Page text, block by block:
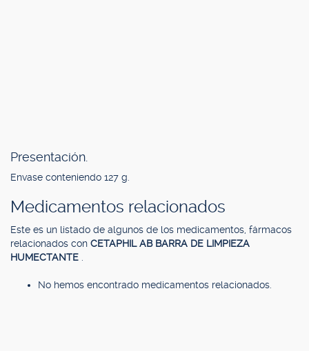
Presentación.
Envase conteniendo 127 g.
Medicamentos relacionados
Este es un listado de algunos de los medicamentos, fármacos
relacionados con CETAPHIL AB BARRA DE LIMPIEZA
HUMECTANTE
No hemos encontrado medicamentos relacionados.